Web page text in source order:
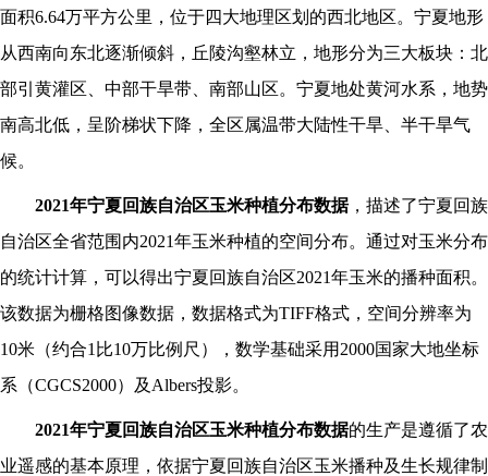
面积6.64万平方公里，位于四大地理区划的西北地区。宁夏地形
从西南向东北逐渐倾斜，丘陵沟壑林立，地形分为三大板块：北
部引黄灌区、中部干旱带、南部山区。宁夏地处黄河水系，地势
南高北低，呈阶梯状下降，全区属温带大陆性干旱、半干旱气
候。
2021年宁夏回族自治区玉米种植分布数据，描述了宁夏回族
自治区全省范围内2021年玉米种植的空间分布。通过对玉米分布
的统计计算，可以得出宁夏回族自治区2021年玉米的播种面积。
该数据为栅格图像数据，数据格式为TIFF格式，空间分辨率为
10米（约合1比10万比例尺），数学基础采用2000国家大地坐标
系（CGCS2000）及Albers投影。
2021年宁夏回族自治区玉米种植分布数据的生产是遵循了农
业遥感的基本原理，依据宁夏回族自治区玉米播种及生长规律制